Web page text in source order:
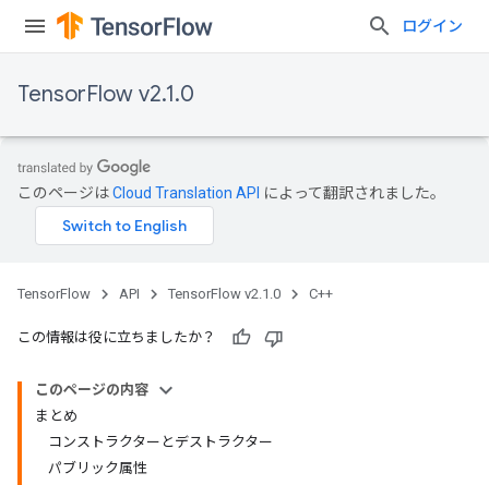
ログイン
TensorFlow v2.1.0
このページはCloud Translation API によって翻訳されました。
TensorFlow API TensorFlow v2.1.0 C++
この情報は役に立ちましたか？
このページの内容
まとめ
コンストラクターとデストラクター
パブリック属性